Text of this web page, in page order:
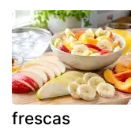
frescas